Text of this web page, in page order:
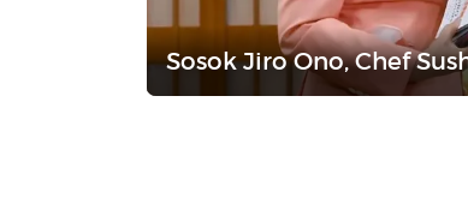
Sosok Jiro Ono, Chef